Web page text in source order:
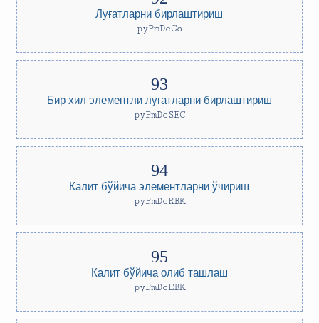
Луғатларни бирлаштириш
pyPmDcCo
Бир хил элементли луғатларни бирлаштириш
pyPmDcSEC
Калит бўйича элементларни ўчириш
pyPmDcRBK
Калит бўйича олиб ташлаш
pyPmDcEBK